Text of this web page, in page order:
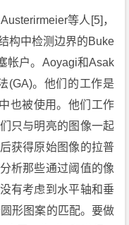
等人[5]，
构中检测边界的Buke
帐户。Aoyagi和Asak
(GA)。他们的工作是
也被使用。他们工作
只与明亮的图像一起
获得原始图像的拉普
析那些通过阈值的像
有考虑到水平轴和垂
形图案的匹配。要做